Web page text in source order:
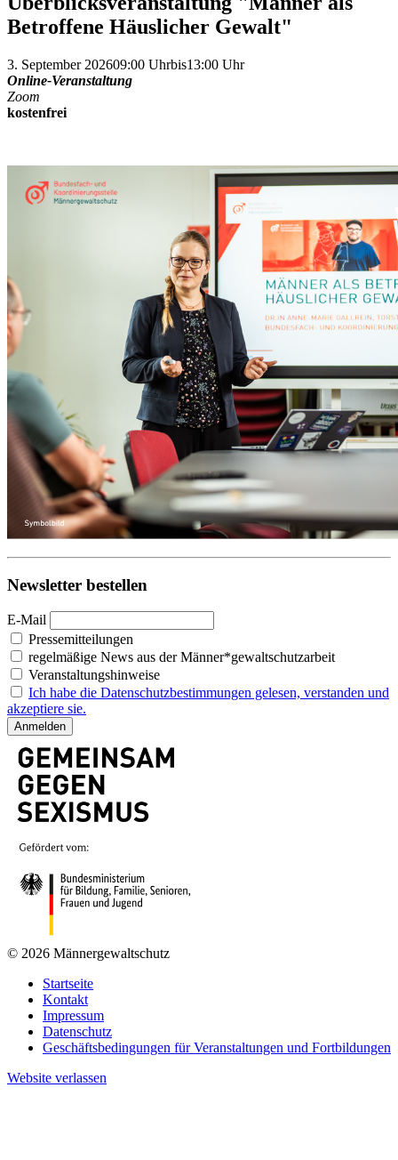
Betroffene Häuslicher Gewalt"
3. September 202609:00 Uhrbis13:00 Uhr
Online-Veranstaltung
Zoom
kostenfrei
Newsletter bestellen
E-Mail
Pressemitteilungen
regelmäßige News aus der Männer*gewaltschutzarbeit
Veranstaltungshinweise
Ich habe die Datenschutzbestimmungen gelesen, verstanden und
akzeptiere sie.
© 2026 Männergewaltschutz
Startseite
Kontakt
Impressum
Datenschutz
Geschäftsbedingungen für Veranstaltungen und Fortbildungen
Website verlassen